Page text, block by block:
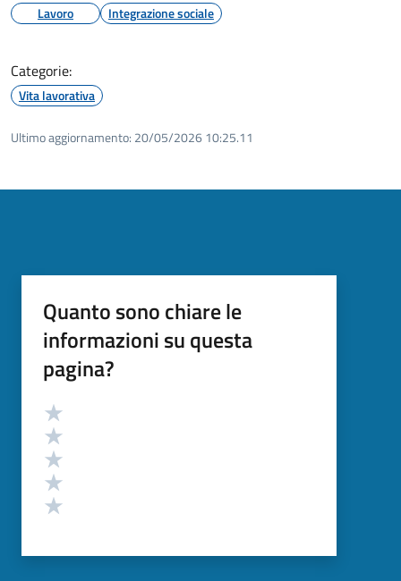
Lavoro Integrazione sociale
Categorie:
Vita lavorativa
Ultimo aggiornamento: 20/05/2026 10:25.11
Quanto sono chiare le
informazioni su questa
pagina?
Valutazione